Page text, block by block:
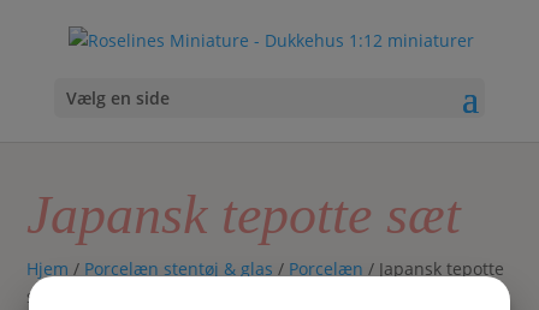
Vælg en side
Japansk tepotte sæt
Hjem / Porcelæn stentøj & glas / Porcelæn / Japansk tepotte
sæt